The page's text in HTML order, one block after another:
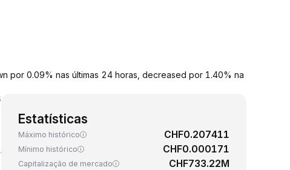
por 0.09% nas últimas 24 horas, decreased por 1.40% na
Estatísticas
Máximo histórico CHF0.207411
Mínimo histórico CHF0.000171
Capitalização de mercado CHF733.22M